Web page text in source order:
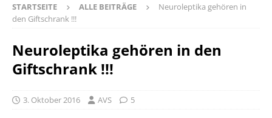
STARTSEITE ALLE BEITRÄGE
Neuroleptika gehören in
den Giftschrank !!!
Neuroleptika gehören in den
Giftschrank !!!
3. Oktober 2016 AVS 5